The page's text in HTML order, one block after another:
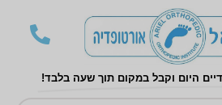
היום וקבל במקום תוך שעה בלבד!